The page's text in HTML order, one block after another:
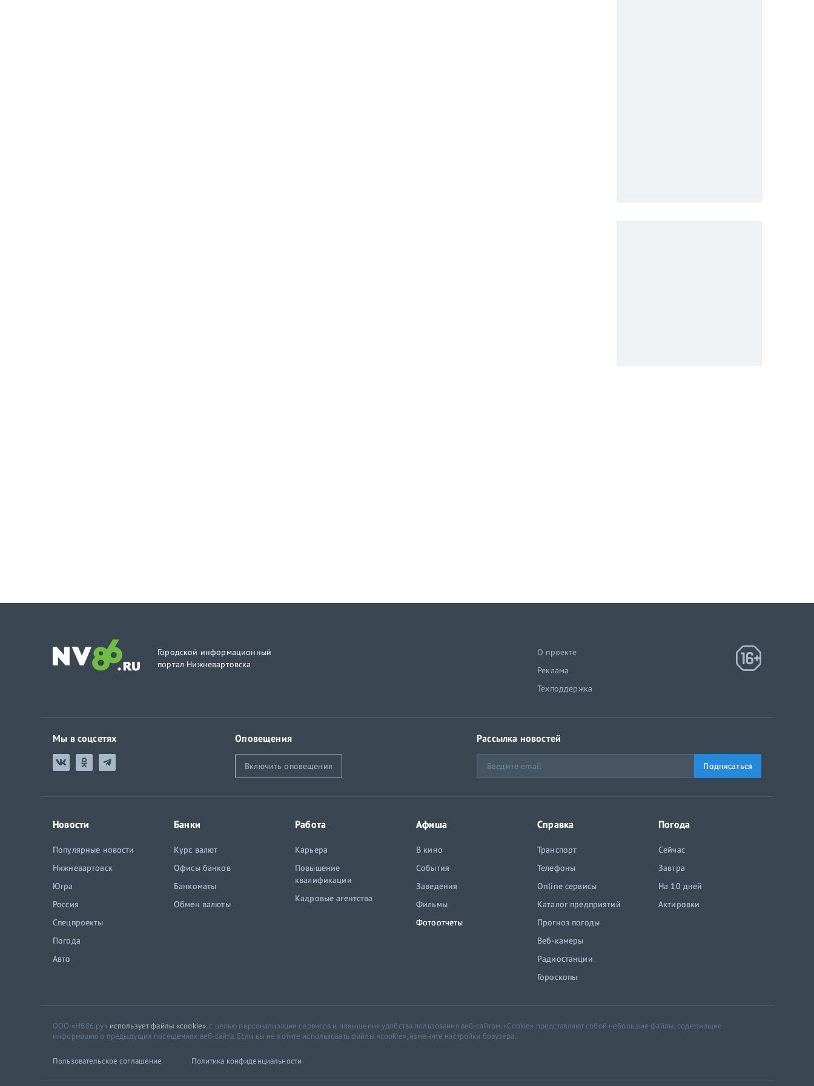
Городской информационный
портал Нижневартовска
О проекте
Реклама
Техподдержка
Мы в соцсетях Оповещения
Включить оповещения
Рассылка новостей
Подписаться
Новости
Популярные новости
Нижневартовск
Югра
Россия
Спецпроекты
Погода
Авто
Банки
Курс валют
Офисы банков
Банкоматы
Обмен валюты
Работа
Карьера
Повышение
квалификации
Кадровые агентства
Афиша
В кино
События
Заведения
Фильмы
Фотоотчеты
Справка
Транспорт
Телефоны
Online сервисы
Каталог предприятий
Прогноз погоды
Веб-камеры
Радиостанции
Гороскопы
Погода
Сейчас
Завтра
На 10 дней
Актировки
ООО «НВ86.ру» использует файлы «cookie», с целью персонализации сервисов и повышения удобства пользования веб-сайтом. «Cookie» представляют собой небольшие файлы, содержащие
информацию о предыдущих посещениях веб-сайта. Если вы не хотите использовать файлы «cookie», измените настройки браузера.
Пользовательское соглашение Политика конфиденциальности